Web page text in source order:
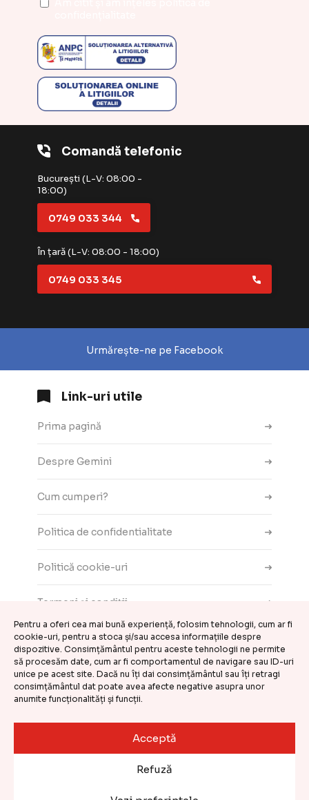
Pentru a oferi cea mai bună experiență, folosim tehnologii, cum ar fi
cookie-uri, pentru a stoca și/sau accesa informațiile despre
dispozitive. Consimțământul pentru aceste tehnologii ne permite
să procesăm date, cum ar fi comportamentul de navigare sau ID-uri
unice pe acest site. Dacă nu îți dai consimțământul sau îți retragi
consimțământul dat poate avea afecte negative asupra unor
anumite funcționalități și funcții.
Acceptă
Refuză
Comandă telefonic
București (L-V: 08:00 -
18:00)
0749 033 344
În țară (L-V: 08:00 - 18:00)
0749 033 345
Urmărește-ne pe Facebook
Link-uri utile
Prima pagină
Despre Gemini
Cum cumperi?
Politica de confidentialitate
Politică cookie-uri
Termeni și condiții
Contact
ANPC
Setări cookie-uri
Website realizat și întreținut deKooperativa